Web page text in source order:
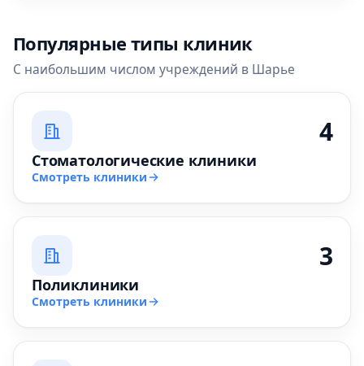
Популярные типы клиник
С наибольшим числом учреждений в Шарье
4
Стоматологические клиники
Смотреть клиники
3
Поликлиники
Смотреть клиники